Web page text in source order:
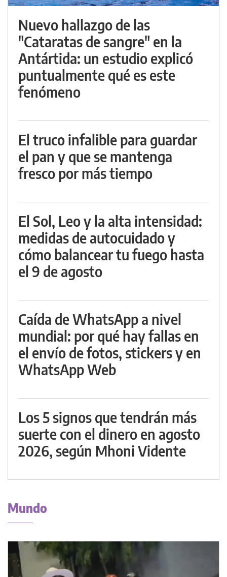
Nuevo hallazgo de las
"Cataratas de sangre" en la
Antártida: un estudio explicó
puntualmente qué es este
fenómeno
El truco infalible para guardar
el pan y que se mantenga
fresco por más tiempo
El Sol, Leo y la alta intensidad:
medidas de autocuidado y
cómo balancear tu fuego hasta
el 9 de agosto
Caída de WhatsApp a nivel
mundial: por qué hay fallas en
el envío de fotos, stickers y en
WhatsApp Web
Los 5 signos que tendrán más
suerte con el dinero en agosto
2026, según Mhoni Vidente
Mundo